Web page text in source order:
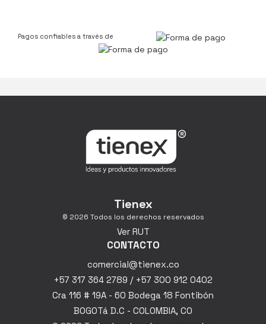
Pagos confiables a través de
Tienex
© 2026 Todos los derechos reservados
Ver RUT
CONTACTO
comercial@tienex.co
+57 317 364 2789 / +57 300 912 0402
Cra 116 # 19A - 60 Bodega 18 Fontibón
BOGOTá D.C - COLOMBIA, CO